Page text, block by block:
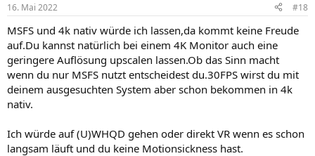
16. Mai 2022 #18
MSFS und 4k nativ würde ich lassen,da kommt keine Freude
auf.Du kannst natürlich bei einem 4K Monitor auch eine
geringere Auflösung upscalen lassen.Ob das Sinn macht
wenn du nur MSFS nutzt entscheidest du.30FPS wirst du mit
deinem ausgesuchten System aber schon bekommen in 4k
nativ.
Ich würde auf (U)WHQD gehen oder direkt VR wenn es schon
langsam läuft und du keine Motionsickness hast.